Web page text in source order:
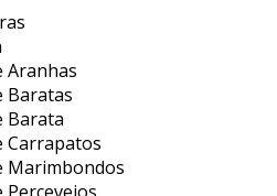
Aranhas
Baratas
Barata
Carrapatos
Marimbondos